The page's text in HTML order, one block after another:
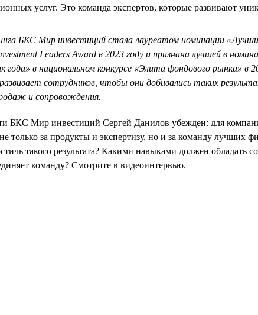
услуг. Это команда экспертов, которые развивают
БКС Мир инвестиций стала лауреатом номинации
Leaders Award в 2023 году и признана лучшей в
в национальном конкурсе «Элита фондового рынка» в
сотрудников, чтобы они добивались таких
и сопровождения.
БКС Мир инвестиций Сергей Данилов убежден: для
только за продукты и экспертизу, но и за команду лучших
такого результата? Какими навыками должен обладать
команду? Смотрите в видеоинтервью.